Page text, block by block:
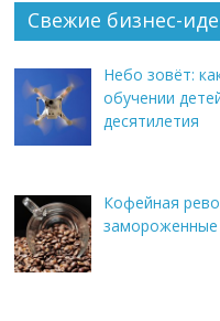
Свежие бизнес-
Небо зовёт:
обучении
десятилетия
Кофейная
замороженные